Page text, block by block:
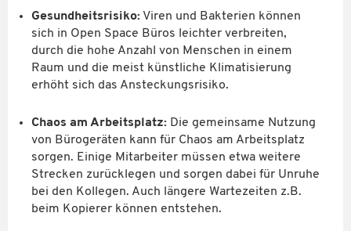
Gesundheitsrisiko: Viren und Bakterien können
sich in Open Space Büros leichter verbreiten,
durch die hohe Anzahl von Menschen in einem
Raum und die meist künstliche Klimatisierung
erhöht sich das Ansteckungsrisiko.
Chaos am Arbeitsplatz: Die gemeinsame Nutzung
von Bürogeräten kann für Chaos am Arbeitsplatz
sorgen. Einige Mitarbeiter müssen etwa weitere
Strecken zurücklegen und sorgen dabei für Unruhe
bei den Kollegen. Auch längere Wartezeiten z.B.
beim Kopierer können entstehen.